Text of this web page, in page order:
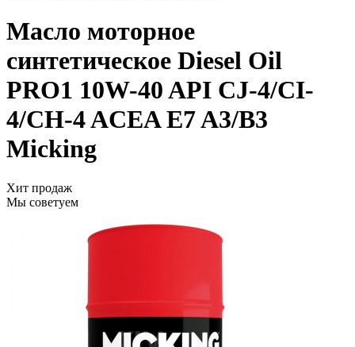
Масло моторное
синтетическое Diesel Oil
PRO1 10W-40 API CJ-4/CI-
4/CH-4 ACEA E7 A3/B3
Micking
Хит продаж
Мы советуем